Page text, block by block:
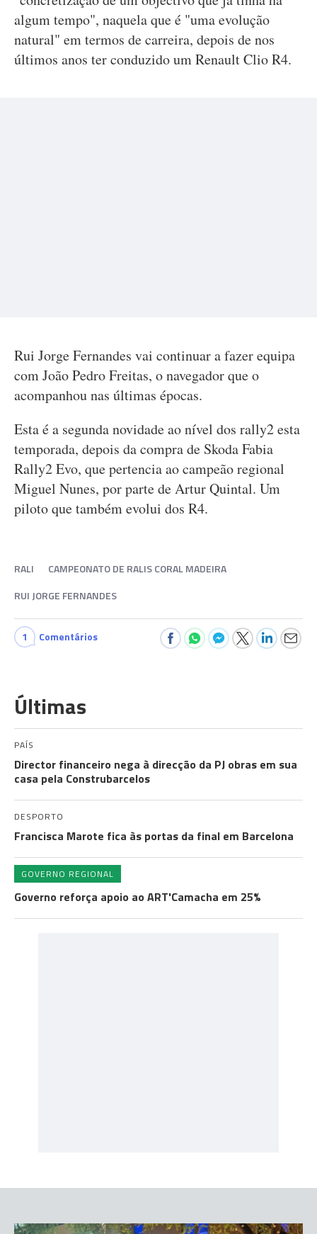
algum tempo", naquela que é "uma evolução
natural" em termos de carreira, depois de nos
últimos anos ter conduzido um Renault Clio R4.
Rui Jorge Fernandes vai continuar a fazer equipa
com João Pedro Freitas, o navegador que o
acompanhou nas últimas épocas.
Esta é a segunda novidade ao nível dos rally2 esta
temporada, depois da compra de Skoda Fabia
Rally2 Evo, que pertencia ao campeão regional
Miguel Nunes, por parte de Artur Quintal. Um
piloto que também evolui dos R4.
RALI
CAMPEONATO DE RALIS CORAL MADEIRA
RUI JORGE FERNANDES
1 Comentários
Últimas
PAÍS
Director financeiro nega à direcção da PJ obras em sua
casa pela Construbarcelos
DESPORTO
Francisca Marote fica às portas da final em Barcelona
GOVERNO REGIONAL
Governo reforça apoio ao ART'Camacha em 25%